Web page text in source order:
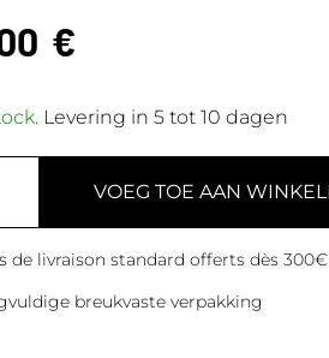
€
Levering in 5 tot 10 dagen
VOEG TOE AAN
de livraison standard offerts dès
breukvaste verpakking